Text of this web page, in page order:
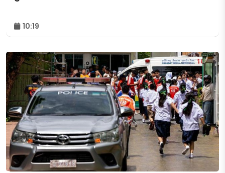
10:19